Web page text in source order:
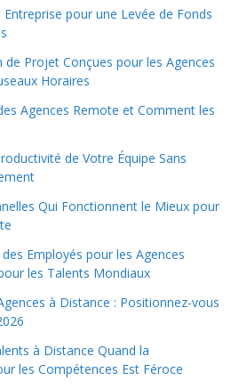
pour une Levée de Fonds
Projet Conçues pour les Agences
Horaires
Agences Remote et Comment les
de Votre Équipe Sans
Qui Fonctionnent le Mieux pour
Employés pour les Agences
les Talents Mondiaux
à Distance : Positionnez-vous
à Distance Quand la
les Compétences Est Féroce